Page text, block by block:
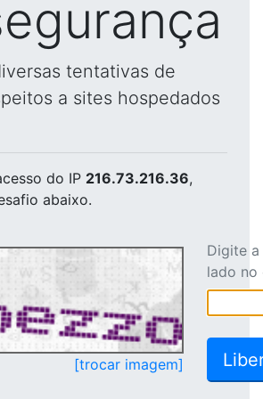
tentativas de
a sites hospedados
do IP 216.73.216.36,
abaixo.
[trocar imagem]
Digite
lado no